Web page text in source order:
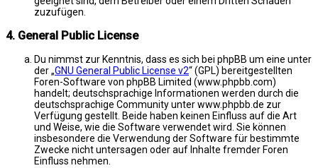
zuzufügen.
4. General Public License
Du nimmst zur Kenntnis, dass es sich bei phpBB um eine unter
der „GNU General Public License v2“ (GPL) bereitgestellten
Foren-Software von phpBB Limited (www.phpbb.com)
handelt; deutschsprachige Informationen werden durch die
deutschsprachige Community unter www.phpbb.de zur
Verfügung gestellt. Beide haben keinen Einfluss auf die Art
und Weise, wie die Software verwendet wird. Sie können
insbesondere die Verwendung der Software für bestimmte
Zwecke nicht untersagen oder auf Inhalte fremder Foren
Einfluss nehmen.